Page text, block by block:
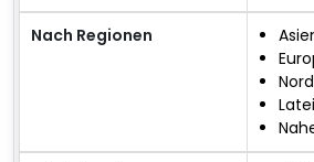
Nach Regionen